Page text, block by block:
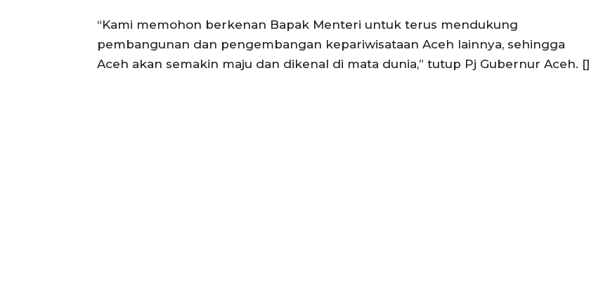
“Kami memohon berkenan Bapak Menteri untuk terus mendukung
pembangunan dan pengembangan kepariwisataan Aceh lainnya, sehingga
Aceh akan semakin maju dan dikenal di mata dunia,” tutup Pj Gubernur Aceh. []